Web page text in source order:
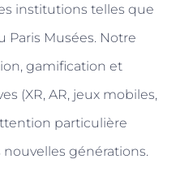
institutions telles que
Paris Musées. Notre
gamification et
(XR, AR, jeux mobiles,
particulière
générations.